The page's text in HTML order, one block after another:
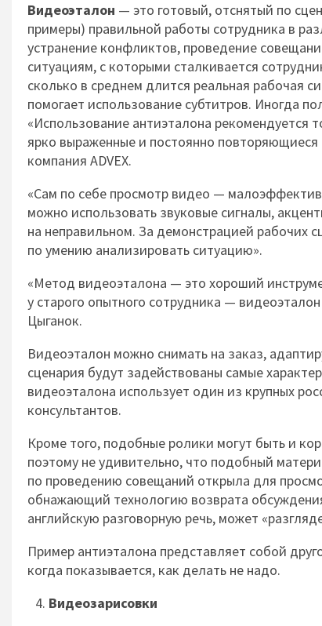
Видеоэталон — это готовый, отснятый по
примеры) правильной работы сотрудника в
устранение конфликтов, проведение
ситуациям, с которыми сталкивается
сколько в среднем длится реальная рабочая
помогает использование субтитров. Иногда
«Использование антиэталона рекомендуется
ярко выраженные и постоянно
компания ADVEX.
«Сам по себе просмотр видео —
можно использовать звуковые сигналы,
на неправильном. За демонстрацией рабочих
по умению анализировать ситуацию».
«Метод видеоэталона — это хороший
у старого опытного сотрудника —
Цыганок.
Видеоэталон можно снимать на заказ,
сценария будут задействованы самые
видеоэталона использует один из крупных
консультантов.
Кроме того, подобные ролики могут быть и
поэтому не удивительно, что подобный
по проведению совещаний открыла для
обнажающий технологию возврата
английскую разговорную речь, может
Пример антиэталона представляет собой
когда показывается, как делать не надо.
Видеозарисовки